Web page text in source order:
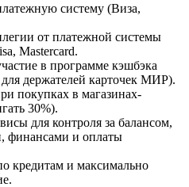
систему (Виза,
от платежной системы
Mastercard.
в программе кэшбэка
держателей карточек МИР).
покупках в магазинах-
30%).
для контроля за балансом,
финансами и оплаты
кредитам и максимально